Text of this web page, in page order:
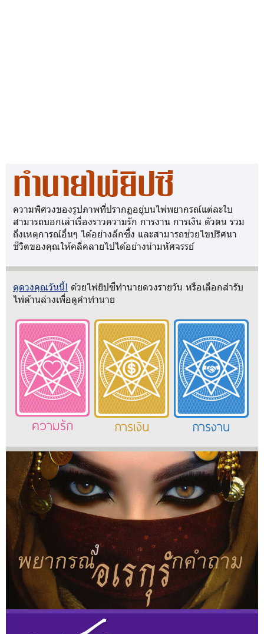
ทำนายไพ่ยิปซี
ความพิศวงของรูปภาพที่ปรากฏอยู่บนไพ่พยากรณ์แต่ละใบ
สามารถบอกเล่าเรื่องราวความรัก การงาน การเงิน ตัวตน รวม
ถึงเหตุการณ์อื่นๆ ได้อย่างลึกซึ้ง และสามารถช่วยไขปริศนา
ชีวิตของคุณให้คลี่คลายไปได้อย่างน่ามหัศจรรย์
ดูดวงคุณวันนี้! ด้วยไพ่ยิปซีทำนายดวงรายวัน หรือเลือกสำรับ
ไพ่ด้านล่างเพื่อดูคำทำนาย
ความรัก การเงิน การงาน